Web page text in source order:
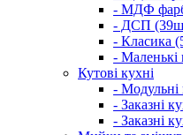
- МДФ
- ДСП
- Класика
- Маленькі
Кутові кухні
- Модульні
- Заказні
- Заказні